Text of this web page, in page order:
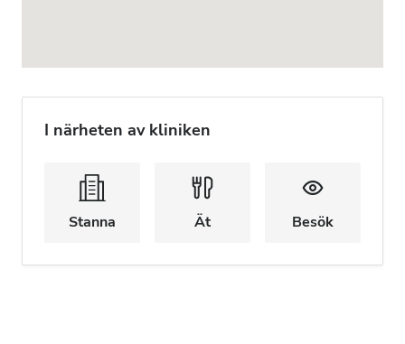
I närheten av kliniken
Stanna Ät Besök